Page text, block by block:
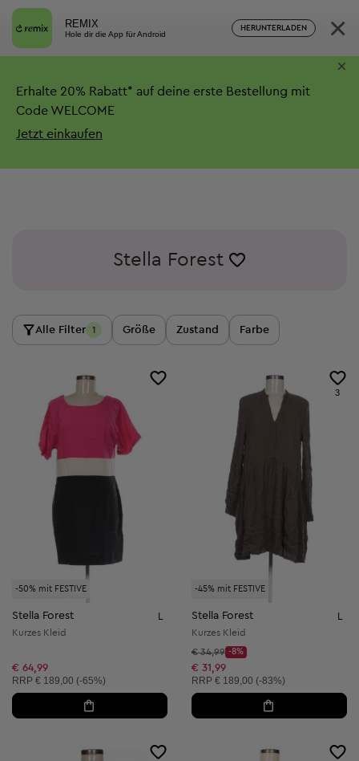
REMIX
Hole dir die App für Android
HERUNTERLADEN ×
Erhalte 20% Rabatt* auf deine erste Bestellung mit
Code WELCOME
Jetzt einkaufen
×
Stella Forest
Alle Filter 1 Größe Zustand Farbe
-50% mit FESTIVE
Stella Forest
Kurzes Kleid
€ 64,99
Unverbindliche Preisempfehlung:
RRP € 189,00 (-65%)
-45% mit FESTIVE
3
Stella Forest
Kurzes Kleid
Startpreis:
€ 34,99
Discount Price:
-8%
Reduzierter Preis:
€ 31,99
Unverbindliche Preisempfehlung:
RRP € 189,00 (-83%)